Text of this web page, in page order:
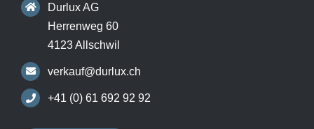
Durlux AG
Herrenweg 60
4123 Allschwil
verkauf@durlux.ch
+41 (0) 61 692 92 92